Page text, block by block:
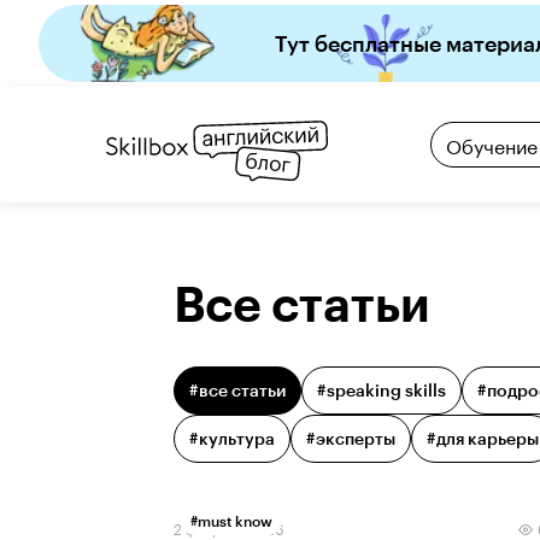
Тут бесплатные
Обучение
Все статьи
#все статьи #speaking skills #
#культура #эксперты #для карьеры
#must know
2 февраля 2026